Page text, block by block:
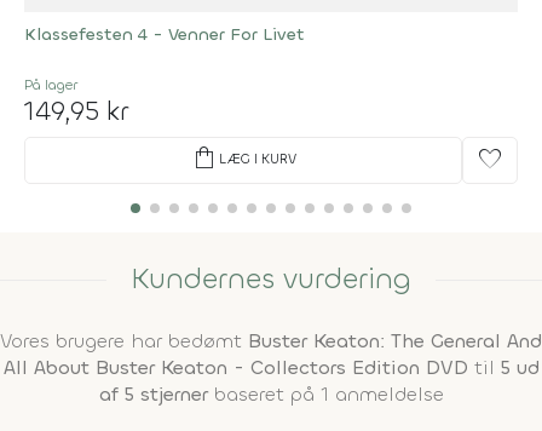
Klassefesten 4 - Venner For Livet
På lager
149,95 kr
shopping_bag LÆG I KURV favorite
Kundernes vurdering
Vores brugere har bedømt Buster Keaton: The General And
All About Buster Keaton - Collectors Edition DVD til 5 ud
af 5 stjernerbaseret på 1 anmeldelse